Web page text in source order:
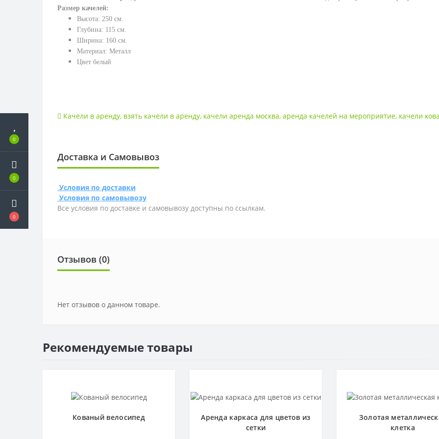
0
0
0
Размер качелей:
Высота: 250 см.
Глубина: 115 см.
Ширина: 160 см.
Материал: Металл
Цвет белый
Качели в аренду, взять качели в аренду, качели аренда москва, аренда качелей на мероприятие, качели
Доставка и Самовывоз
Условия по доставки
Условия по самовывозу
Все условия по доставке и самовывозу доступны по ссылкам.
Отзывов (0)
Нет отзывов о данном товаре.
Рекомендуемые товары
Кованый велосипед
Аренда каркаса для цветов из
сетки
Золотая
клетка